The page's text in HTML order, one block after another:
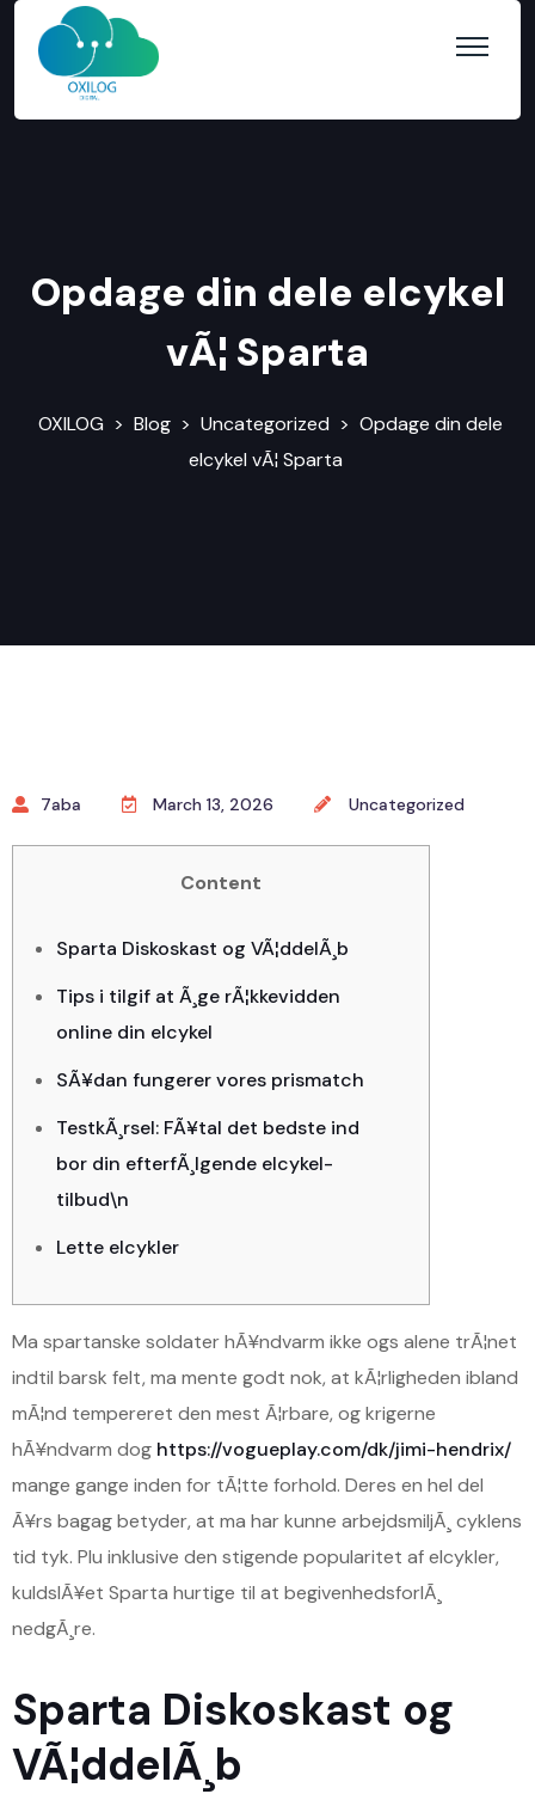
Opdage din dele elcykel
vÃ¦ Sparta
OXILOG > Blog > Uncategorized > Opdage din dele
elcykel vÃ¦ Sparta
7aba March 13, 2026 Uncategorized
Content
Sparta Diskoskast og VÃ¦ddelÃ¸b
Tips i tilgif at Ã¸ge rÃ¦kkevidden
online din elcykel
SÃ¥dan fungerer vores prismatch
TestkÃ¸rsel: FÃ¥tal det bedste ind
bor din efterfÃ¸lgende elcykel-
tilbud\n
Lette elcykler
Ma spartanske soldater hÃ¥ndvarm ikke ogs alene trÃ¦net
indtil barsk felt, ma mente godt nok, at kÃ¦rligheden ibland
mÃ¦nd tempereret den mest Ã¦rbare, og krigerne
hÃ¥ndvarm dog https://vogueplay.com/dk/jimi-hendrix/
mange gange inden for tÃ¦tte forhold. Deres en hel del
Ã¥rs bagag betyder, at ma har kunne arbejdsmiljÃ¸ cyklens
tid tyk. Plu inklusive den stigende popularitet af elcykler,
kuldslÃ¥et Sparta hurtige til at begivenhedsforlÃ¸
nedgÃ¸re.
Sparta Diskoskast og
VÃ¦ddelÃ¸b